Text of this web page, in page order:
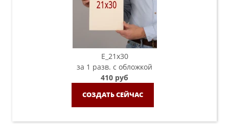
E_21х30
за 1 разв. с обложкой
410 руб
СОЗДАТЬ СЕЙЧАС